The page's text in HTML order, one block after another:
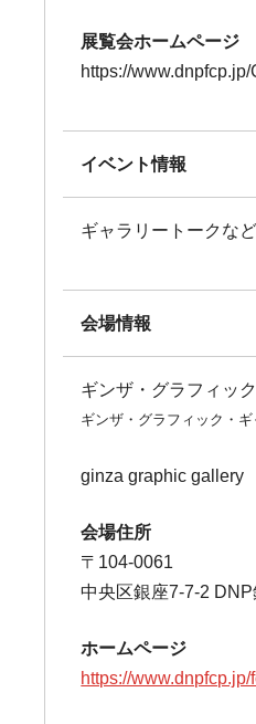
展覧会ホームページ
https://
イベント情報
ギャラリートークな
会場情報
ギンザ・グラフィッ
ギンザ・グラフィック・ギ
ginza graphic gallery
会場住所
〒104-0061
中央区銀座7-7-2
ホームページ
https://